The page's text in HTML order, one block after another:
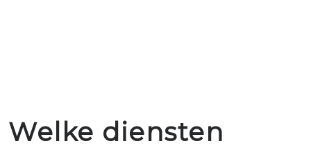
Welke diensten